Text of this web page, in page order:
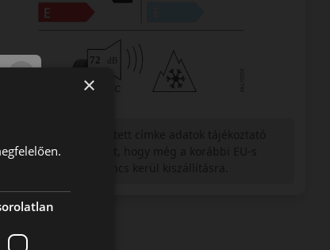
Előfordulhat, hogy még a korábbi EU-s
×